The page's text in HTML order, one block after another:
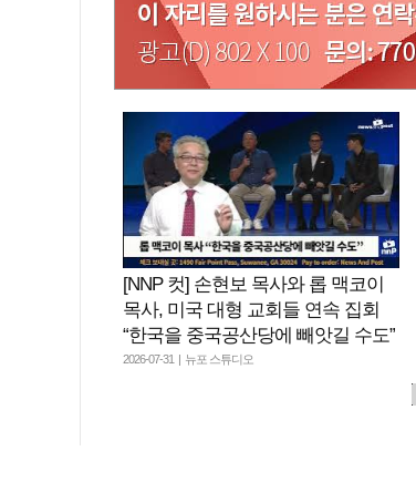
[NNP 컷] 손현보 목사와 롭 맥코이
목사, 미국 대형 교회들 연속 집회
“한국을 중국공산당에 빼앗길 수도”
2026-07-31 | 뉴포 스튜디오